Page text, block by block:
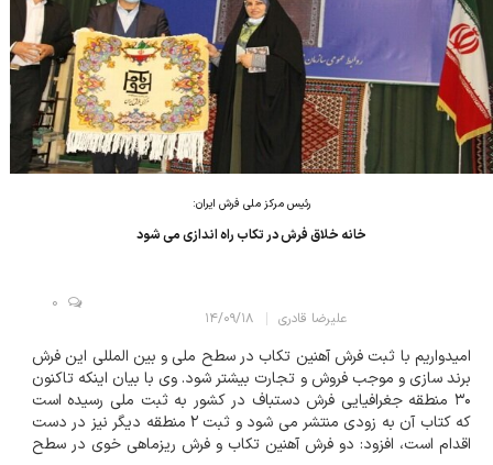
رئیس مرکز ملی فرش ایران:
خانه خلاق فرش در تکاب راه اندازی می شود
علیرضا قادری ۱۴/۰۹/۱۸
0
امیدواریم با ثبت فرش آهنین تکاب در سطح ملی و بین المللی این فرش
برند سازی و موجب فروش و تجارت بیشتر شود. وی با بیان اینکه تاکنون
۳۰ منطقه جغرافیایی فرش دستباف در کشور به ثبت ملی رسیده است
که کتاب آن به زودی منتشر می شود و ثبت ۲ منطقه دیگر نیز در دست
اقدام است، افزود: دو فرش آهنین تکاب و فرش ریزماهی خوی در سطح